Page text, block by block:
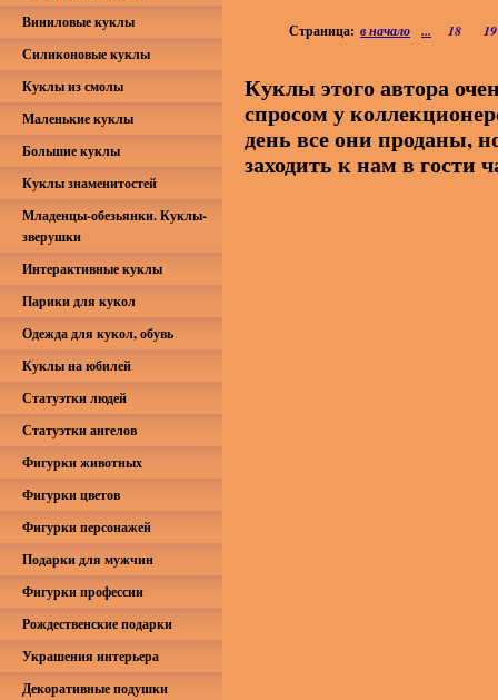
Страница: в начало ... 18 19
Куклы этого автора
спросом у
день все они проданы,
заходить к нам в гости
Виниловые куклы
Силиконовые куклы
Куклы из смолы
Маленькие куклы
Большие куклы
Куклы знаменитостей
Младенцы-обезьянки. Куклы-
зверушки
Интерактивные куклы
Парики для кукол
Одежда для кукол, обувь
Куклы на юбилей
Статуэтки людей
Статуэтки ангелов
Фигурки животных
Фигурки цветов
Фигурки персонажей
Подарки для мужчин
Фигурки профессии
Рождественские подарки
Украшения интерьера
Декоративные подушки